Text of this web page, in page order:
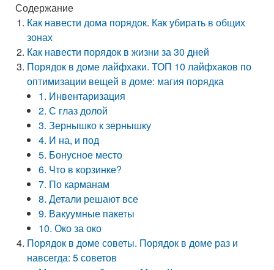
Содержание
Как навести дома порядок. Как убирать в общих
зонах
Как навести порядок в жизни за 30 дней
Порядок в доме лайфхаки. ТОП 10 лайфхаков по
оптимизации вещей в доме: магия порядка
1. Инвентаризация
2. С глаз долой
3. Зернышко к зернышку
4. И на, и под
5. Бонусное место
6. Что в корзинке?
7. По карманам
8. Детали решают все
9. Вакуумные пакеты
10. Око за око
Порядок в доме советы. Порядок в доме раз и
навсегда: 5 советов